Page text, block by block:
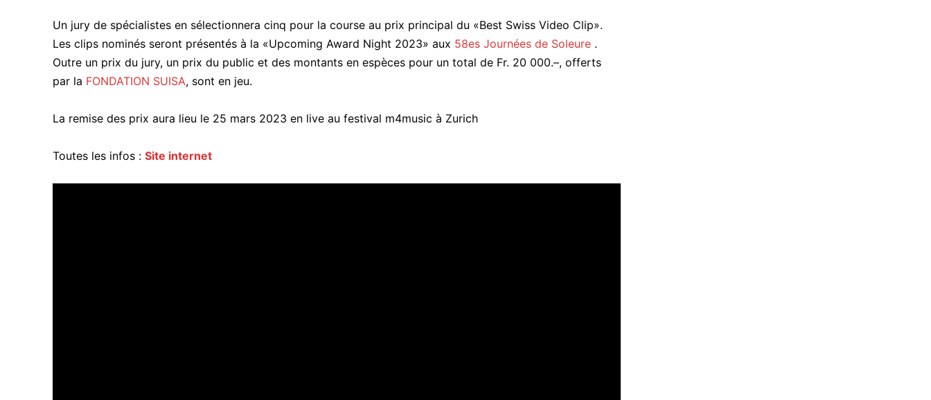
Un jury de spécialistes en sélectionnera cinq pour la course au prix principal du «Best Swiss Video Clip».
Les clips nominés seront présentés à la «Upcoming Award Night 2023» aux 58es Journées de Soleure .
Outre un prix du jury, un prix du public et des montants en espèces pour un total de Fr. 20 000.–, offerts
par la FONDATION SUISA, sont en jeu.
La remise des prix aura lieu le 25 mars 2023 en live au festival m4music à Zurich
Toutes les infos : Site internet